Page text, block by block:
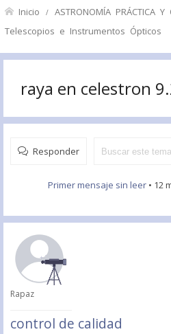
Inicio ASTRONOMÍA PRÁCTICA Y
Telescopios e Instrumentos Ópticos
raya en celestron
Responder
Primer mensaje sin leer • 12
Rapaz
control de calidad